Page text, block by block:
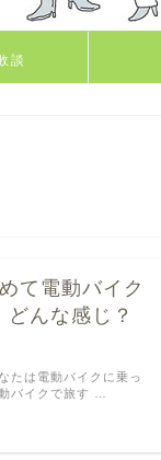
談
て電動バイク
どんな感じ？
たは電動バイクに乗っ
バイクで旅す …